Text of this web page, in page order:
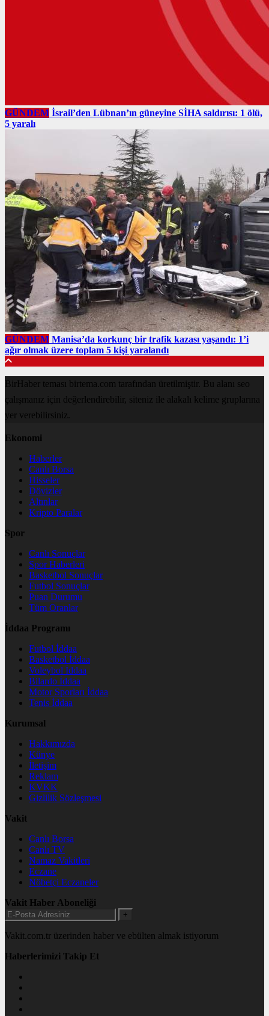
GÜNDEM İsrail’den Lübnan’ın güneyine SİHA saldırısı: 1 ölü,
5 yaralı
GÜNDEM Manisa’da korkunç bir trafik kazası yaşandı: 1’i
ağır olmak üzere toplam 5 kişi yaralandı
BirHaber teması birtema.com tarafından üretilmiştir. Bu alanı seo
çalışmanız için değerlendirebilir, siteniz ile alakalı kelime gruplarına
yer verebilirsiniz.
Ekonomi
Haberler
Canlı Borsa
Hisseler
Dövizler
Altınlar
Kripto Paralar
Spor
Canlı Sonuçlar
Spor Haberleri
Basketbol Sonuçlar
Futbol Sonuçlar
Puan Durumu
Tüm Oranlar
İddaa Programı
Futbol İddaa
Basketbol İddaa
Voleybol İddaa
Bilardo İddaa
Motor Sporları İddaa
Tenis İddaa
Kurumsal
Hakkımızda
Künye
İletişim
Reklam
KVKK
Gizlilik Sözleşmesi
Vakit
Canlı Borsa
Canlı TV
Namaz Vakitleri
Eczane
Nöbetçi Eczaneler
Vakit Haber Aboneliği
+
Vakit.com.tr üzerinden haber ve ebülten almak istiyorum
Haberlerimizi Takip Et